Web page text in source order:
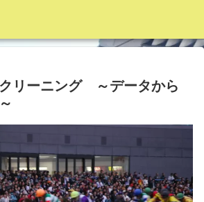
リーニング ～データから